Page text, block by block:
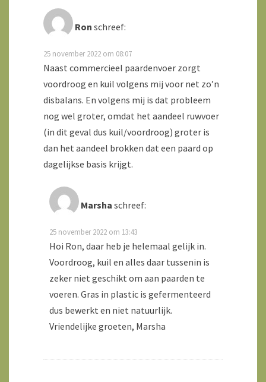
Ron schreef:
25 november 2022 om 08:07
Naast commercieel paardenvoer zorgt
voordroog en kuil volgens mij voor net zo’n
disbalans. En volgens mij is dat probleem
nog wel groter, omdat het aandeel ruwvoer
(in dit geval dus kuil/voordroog) groter is
dan het aandeel brokken dat een paard op
dagelijkse basis krijgt.
Marsha schreef:
25 november 2022 om 13:43
Hoi Ron, daar heb je helemaal gelijk in.
Voordroog, kuil en alles daar tussenin is
zeker niet geschikt om aan paarden te
voeren. Gras in plastic is gefermenteerd
dus bewerkt en niet natuurlijk.
Vriendelijke groeten, Marsha